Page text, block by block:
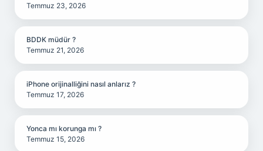
Temmuz 23, 2026
BDDK müdür ?
Temmuz 21, 2026
iPhone orijinalliğini nasıl anlarız ?
Temmuz 17, 2026
Yonca mı korunga mı ?
Temmuz 15, 2026